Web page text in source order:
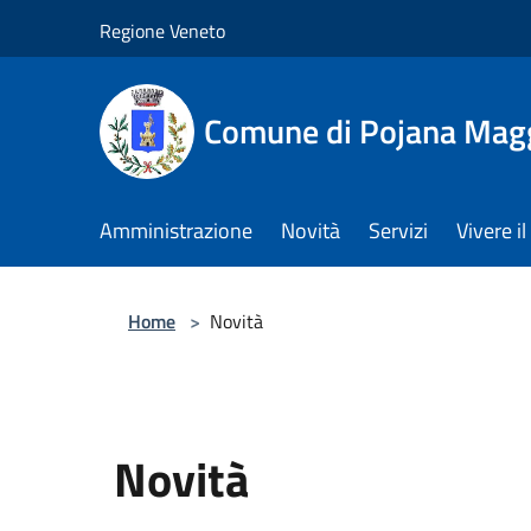
Regione Veneto
Comune di Pojana
Amministrazione Novità Servizi Vivere
Home > Novità
Novità